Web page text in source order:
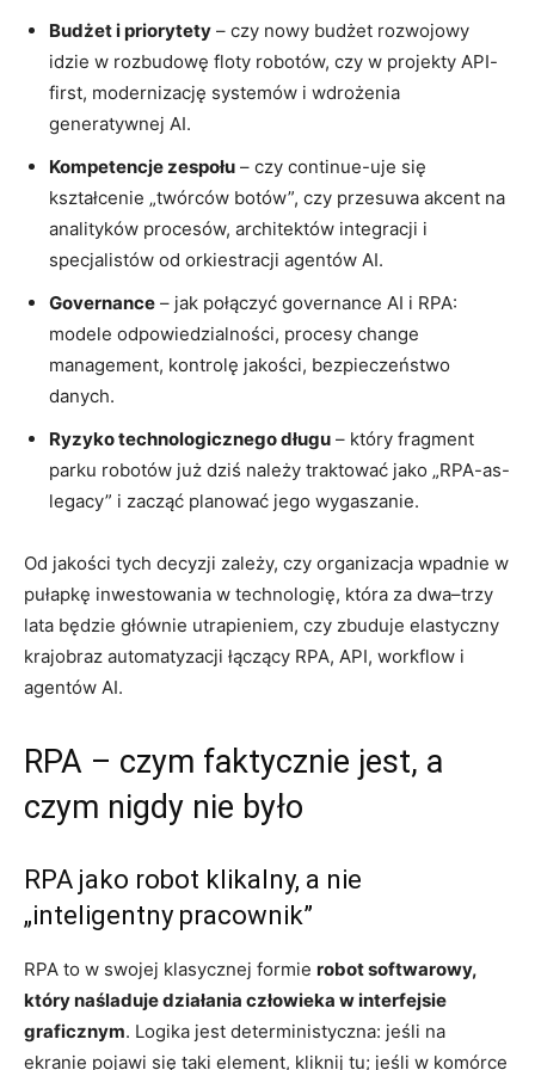
Budżet i priorytety – czy nowy budżet rozwojowy
idzie w rozbudowę floty robotów, czy w projekty API-
first, modernizację systemów i wdrożenia
generatywnej AI.
Kompetencje zespołu – czy continue-uje się
kształcenie „twórców botów”, czy przesuwa akcent na
analityków procesów, architektów integracji i
specjalistów od orkiestracji agentów AI.
Governance – jak połączyć governance AI i RPA:
modele odpowiedzialności, procesy change
management, kontrolę jakości, bezpieczeństwo
danych.
Ryzyko technologicznego długu – który fragment
parku robotów już dziś należy traktować jako „RPA-as-
legacy” i zacząć planować jego wygaszanie.
Od jakości tych decyzji zależy, czy organizacja wpadnie w
pułapkę inwestowania w technologię, która za dwa–trzy
lata będzie głównie utrapieniem, czy zbuduje elastyczny
krajobraz automatyzacji łączący RPA, API, workflow i
agentów AI.
RPA – czym faktycznie jest, a
czym nigdy nie było
RPA jako robot klikalny, a nie
„inteligentny pracownik”
RPA to w swojej klasycznej formie robot softwarowy,
który naśladuje działania człowieka w interfejsie
graficznym. Logika jest deterministyczna: jeśli na
ekranie pojawi się taki element, kliknij tu; jeśli w komórce